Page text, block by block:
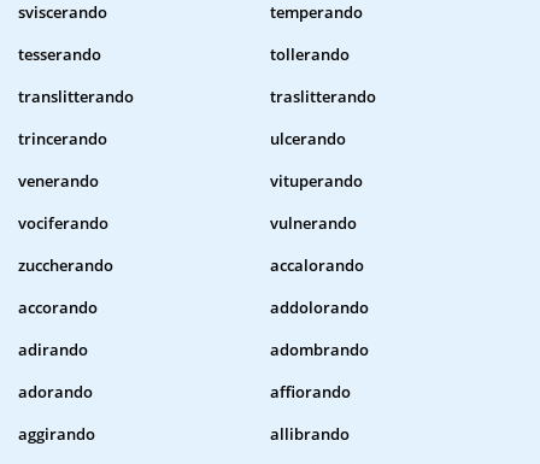
sviscerando
temperando
tesserando
tollerando
translitterando
traslitterando
trincerando
ulcerando
venerando
vituperando
vociferando
vulnerando
zuccherando
accalorando
accorando
addolorando
adirando
adombrando
adorando
affiorando
aggirando
allibrando